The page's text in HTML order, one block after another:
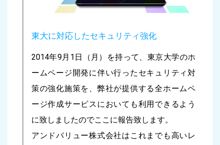
東大に対応したセキュリティ強化
2014年9月1日（月）を持って、東京大学のホ
ームページ開発に伴い行ったセキュリティ対
策の強化施策を、弊社が提供する全ホームペ
ージ作成サービスにおいても利用できるよう
に致しましたのでここに報告致します。
アンドバリュー株式会社はこれまでも高いレ